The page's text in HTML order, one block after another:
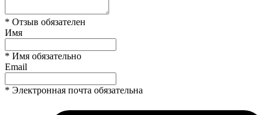
* Отзыв обязателен
Имя
* Имя обязательно
Email
* Электронная почта обязательна